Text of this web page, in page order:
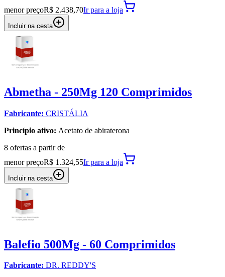
menor preçoR$ 2.438,70Ir para a loja
Incluir na cesta
Abmetha - 250Mg 120 Comprimidos
Fabricante: CRISTÁLIA
Princípio ativo: Acetato de abiraterona
8 ofertas a partir de
menor preçoR$ 1.324,55Ir para a loja
Incluir na cesta
Balefio 500Mg - 60 Comprimidos
Fabricante: DR. REDDY'S